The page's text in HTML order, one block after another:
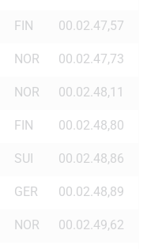
FIN 00.02.47,57
NOR 00.02.47,73
NOR 00.02.48,11
FIN 00.02.48,80
SUI 00.02.48,86
GER 00.02.48,89
NOR 00.02.49,62